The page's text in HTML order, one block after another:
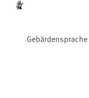
Gebärdensprache